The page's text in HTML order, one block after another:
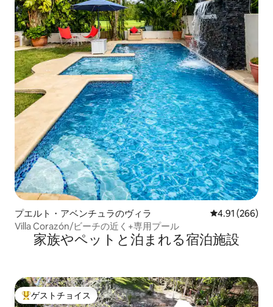
プエルト・アベンチュラのヴィラ レビュー266
4.91 (266)
Villa Corazón/ビーチの近く+専用プール
家族やペットと泊まれる宿泊施設
大好評のゲストチョイスです。
ゲストチョイス